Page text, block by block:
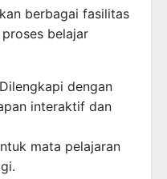
berbagai fasilitas
belajar
dengan
interaktif dan
mata pelajaran